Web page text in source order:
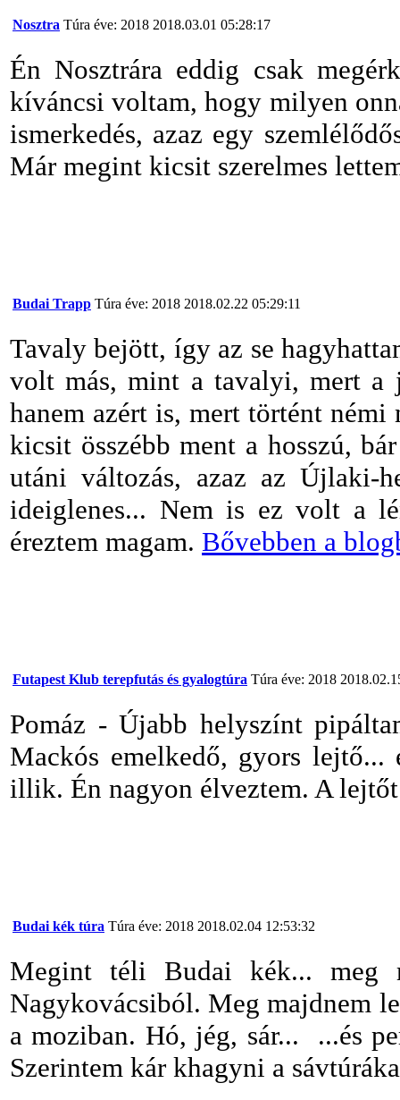
Nosztra Túra éve: 2018 2018.03.01 05:28:17
Én Nosztrára eddig csak
kíváncsi voltam, hogy milyen
ismerkedés, azaz egy
Már megint kicsit szerelmes
Budai Trapp Túra éve: 2018 2018.02.22 05:29:11
Tavaly bejött, így az se
volt más, mint a tavalyi, mert a
hanem azért is, mert történt
kicsit összébb ment a hosszú,
utáni változás, azaz az Újlaki-
ideiglenes... Nem is ez volt a
éreztem magam. Bővebben a
Futapest Klub terepfutás és gyalogtúra Túra éve: 2018
Pomáz - Újabb helyszínt
Mackós emelkedő, gyors lejtő...
illik. Én nagyon élveztem. A
Budai kék túra Túra éve: 2018 2018.02.04 12:53:32
Megint téli Budai kék... meg
Nagykovácsiból. Meg majdnem
a moziban. Hó, jég, sár... ...és
Szerintem kár khagyni a